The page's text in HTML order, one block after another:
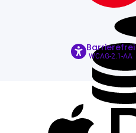
Barrierefrei
WCAG-2.1-AA